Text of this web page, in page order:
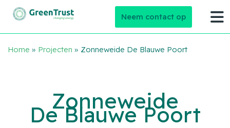
Neem contact op
Home » Projecten » Zonneweide De Blauwe Poort
Zonneweide
De Blauwe Poort